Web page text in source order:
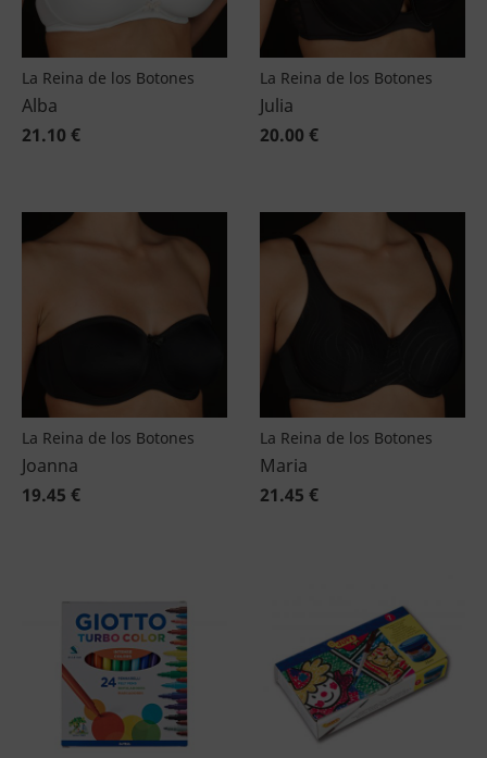
La Reina de los Botones
Alba
21.10 €
La Reina de los Botones
Julia
20.00 €
La Reina de los Botones
Joanna
19.45 €
La Reina de los Botones
Maria
21.45 €